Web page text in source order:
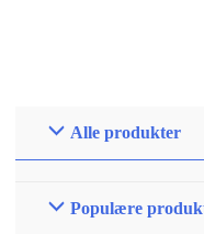
Alle produkter
Populære